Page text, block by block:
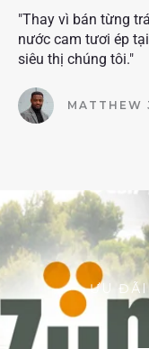
"Thay vì bán từng
nước cam tươi ép
siêu thị chúng tôi."
MATTHEW
ƯU